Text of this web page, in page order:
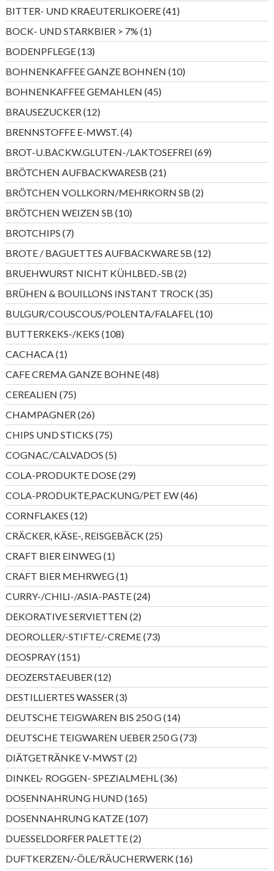
Produkte
BITTER- UND KRAEUTERLIKOERE 4141
Produkte
BOCK- UND STARKBIER > 7% 11
Produkt
BODENPFLEGE 1313
Produkte
BOHNENKAFFEE GANZE BOHNEN 1010
Produkte
BOHNENKAFFEE GEMAHLEN 4545
Produkte
BRAUSEZUCKER 1212
Produkte
BRENNSTOFFE E-MWST. 44
Produkte
BROT-U.BACKW.GLUTEN-/LAKTOSEFREI 6969
Produkte
BRÖTCHEN AUFBACKWARESB 2121
Produkte
BRÖTCHEN VOLLKORN/MEHRKORN SB 22
Produkte
BRÖTCHEN WEIZEN SB 1010
Produkte
BROTCHIPS 77
Produkte
BROTE / BAGUETTES AUFBACKWARE SB 1212
Produkte
BRUEHWURST NICHT KÜHLBED.-SB 22
Produkte
BRÜHEN & BOUILLONS INSTANT TROCK 3535
Produkte
BULGUR/COUSCOUS/POLENTA/FALAFEL 1010
Produkte
BUTTERKEKS-/KEKS 108108
Produkte
CACHACA 11
Produkt
CAFE CREMA GANZE BOHNE 4848
Produkte
CEREALIEN 7575
Produkte
CHAMPAGNER 2626
Produkte
CHIPS UND STICKS 7575
Produkte
COGNAC/CALVADOS 55
Produkte
COLA-PRODUKTE DOSE 2929
Produkte
COLA-PRODUKTE,PACKUNG/PET EW 4646
Produkte
CORNFLAKES 1212
Produkte
CRÄCKER, KÄSE-, REISGEBÄCK 2525
Produkte
CRAFT BIER EINWEG 11
Produkt
CRAFT BIER MEHRWEG 11
Produkt
CURRY-/CHILI-/ASIA-PASTE 2424
Produkte
DEKORATIVE SERVIETTEN 22
Produkte
DEOROLLER/-STIFTE/-CREME 7373
Produkte
DEOSPRAY 151151
Produkte
DEOZERSTAEUBER 1212
Produkte
DESTILLIERTES WASSER 33
Produkte
DEUTSCHE TEIGWAREN BIS 250 G 1414
Produkte
DEUTSCHE TEIGWAREN UEBER 250 G 7373
Produkte
DIÄTGETRÄNKE V-MWST 22
Produkte
DINKEL- ROGGEN- SPEZIALMEHL 3636
Produkte
DOSENNAHRUNG HUND 165165
Produkte
DOSENNAHRUNG KATZE 107107
Produkte
DUESSELDORFER PALETTE 22
Produkte
DUFTKERZEN/-ÖLE/RÄUCHERWERK 1616